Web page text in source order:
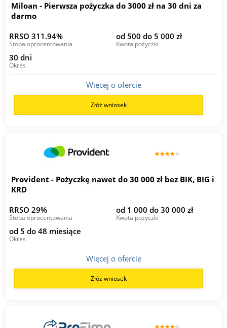
Miloan - Pierwsza pożyczka do 3000 zł na 30 dni za
darmo
RRSO 311.94%
Stopa oprocentowania
od 500 do 5 000 zł
Kwota pożyczki
30 dni
Okres
Więcej o ofercie
Złóż wniosek
Provident - Pożyczkę nawet do 30 000 zł bez BIK, BIG i
KRD
RRSO 29%
Stopa oprocentowania
od 1 000 do 30 000 zł
Kwota pożyczki
od 5 do 48 miesiące
Okres
Więcej o ofercie
Złóż wniosek